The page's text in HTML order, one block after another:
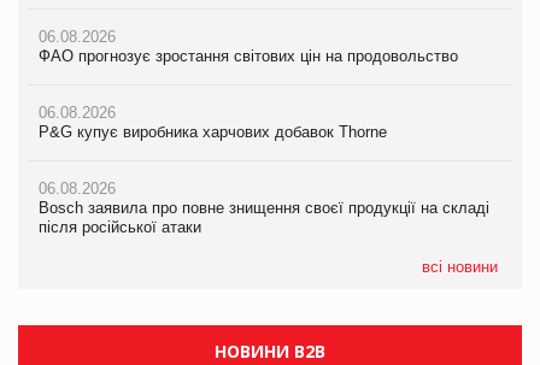
06.08.2026
ФАО прогнозує зростання світових цін на продовольство
06.08.2026
P&G купує виробника харчових добавок Thorne
06.08.2026
Bosch заявила про повне знищення своєї продукції на складі
після російської атаки
всі новини
06.08.2026
ФАО прогнозує зростання світових цін на продовольство
06.08.2026
P&G купує виробника харчових добавок Thorne
06.08.2026
Bosch заявила про повне знищення своєї продукції на складі
після російської атаки
06.08.2026
ФАО прогнозує зростання світових цін на продовольство
06.08.2026
P&G купує виробника харчових добавок Thorne
06.08.2026
Bosch заявила про повне знищення своєї продукції на складі
після російської атаки
НОВИНИ B2B